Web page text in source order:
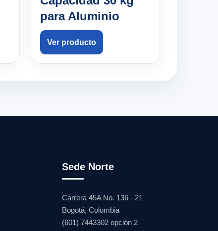
para Aluminio
Ver producto
Sede Norte
Carrera 45A No. 136 - 21
Bogotá, Colombia
(601) 7443302 opción 2